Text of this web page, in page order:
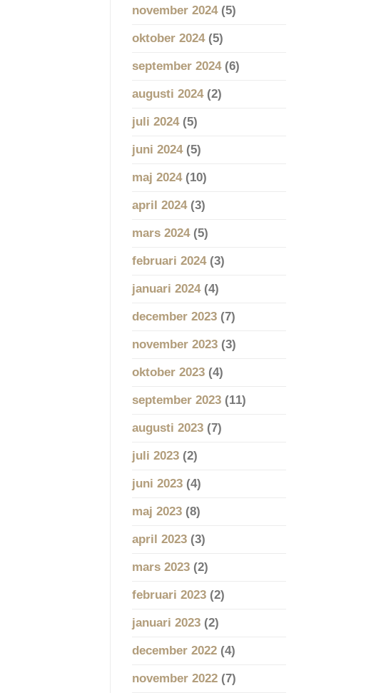
november 2024(5)
oktober 2024(5)
september 2024(6)
augusti 2024(2)
juli 2024(5)
juni 2024(5)
maj 2024(10)
april 2024(3)
mars 2024(5)
februari 2024(3)
januari 2024(4)
december 2023(7)
november 2023(3)
oktober 2023(4)
september 2023(11)
augusti 2023(7)
juli 2023(2)
juni 2023(4)
maj 2023(8)
april 2023(3)
mars 2023(2)
februari 2023(2)
januari 2023(2)
december 2022(4)
november 2022(7)